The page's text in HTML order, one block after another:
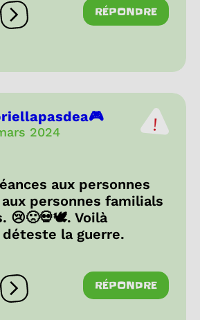
Ouvrir les réactions
RÉPONDRE
2024
aux personnes
personnes familials
😢🙁💀🕊. Voilà
la guerre.
Ouvrir les réactions
RÉPONDRE